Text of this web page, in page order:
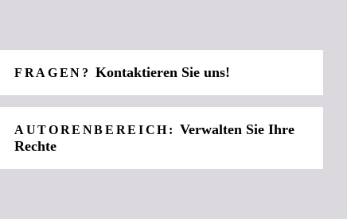
FRAGEN?Kontaktieren Sie uns!
AUTORENBEREICH:Verwalten Sie Ihre
Rechte